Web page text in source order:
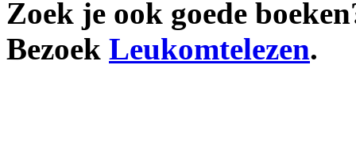
Zoek je ook goede
Bezoek Leukomtelezen.